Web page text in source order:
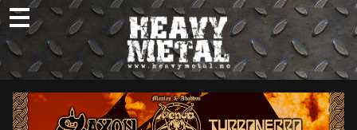
Skip
to
content
Nyheter
Omtaler